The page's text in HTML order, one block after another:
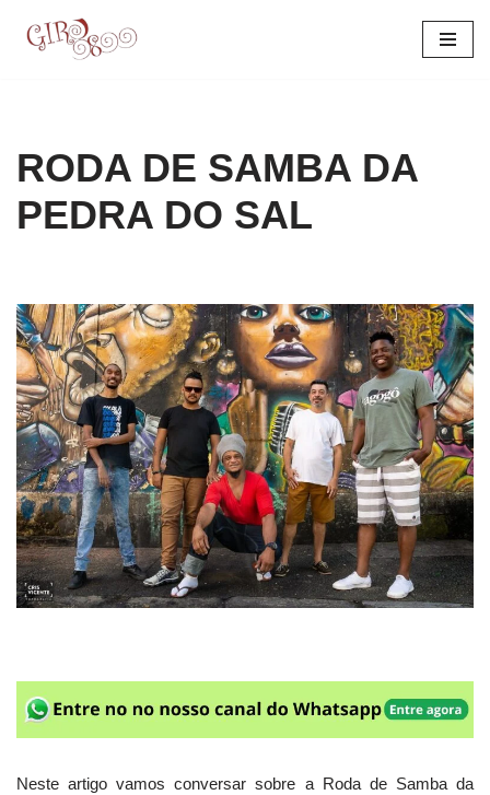
RODA DE SAMBA DA
PEDRA DO SAL
Neste artigo vamos conversar sobre a Roda de Samba da